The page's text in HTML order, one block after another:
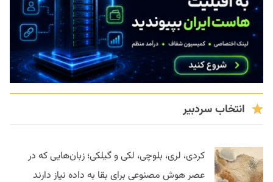
انتخاب سردبیر
کردی، لری، بلوچی، لکی و گیلکی؛ زبان‌هایی که در
عصر هوش مصنوعی برای بقا به داده نیاز دارند